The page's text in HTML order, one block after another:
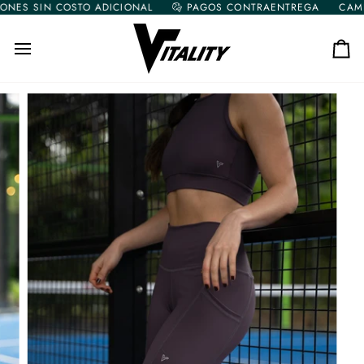
Ir
contenido
SIN COSTO ADICIONAL PAGOS CONTRAENTREGA